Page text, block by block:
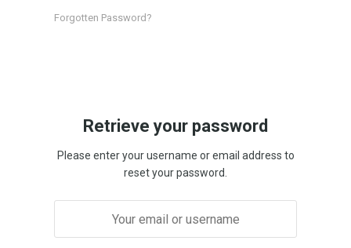
Forgotten Password?
Retrieve your password
Please enter your username or email address to
reset your password.